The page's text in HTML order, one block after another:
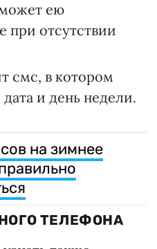
может ею
при отсутствии
смс, в котором
и день недели.
на зимнее
ТЕЛЕФОНА